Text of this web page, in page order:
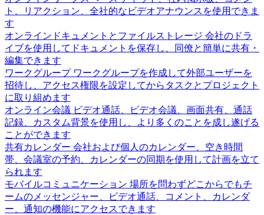
ト、リアクション、全社的なビデオアナウンスを使用できま
す
オンラインドキュメントとファイルストレージ 会社のドラ
イブを使用してドキュメントを保存し、同僚と簡単に共有・
編集できます
ワークグループ ワークグループを作成して外部ユーザーを
招待し、アクセス権限を設定してからタスクとプロジェクト
に取り組めます
オンライン会議 ビデオ通話、ビデオ会議、画面共有、通話
記録、カスタム背景を使用し、より多くのことを成し遂げる
ことができます
共有カレンダー 会社および個人のカレンダー、空き時間
帯、会議室の予約、カレンダーの同期を使用して計画を立て
られます
モバイルコミュニケーション 場所を問わずどこからでもチ
ームのメッセンジャー、ビデオ通話、コメント、カレンダ
ー、通知の機能にアクセスできます